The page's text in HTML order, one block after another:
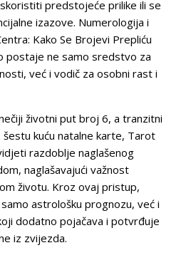
predstojeće prilike ili se
izazove. Numerologija i
Kako Se Brojevi Prepliću
postaje ne samo sredstvo za
već i vodič za osobni rast i
životni put broj 6, a tranzitni
šestu kuću natalne karte, Tarot
razdoblje naglašenog
naglašavajući važnost
životu. Kroz ovaj pristup,
astrološku prognozu, već i
dodatno pojačava i potvrđuje
iz zvijezda.